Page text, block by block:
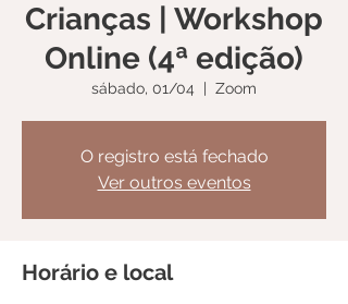
Crianças | Workshop
Online (4ª edição)
sábado, 01/04
  |
Zoom
O registro está fechado
Ver outros eventos
Horário e local